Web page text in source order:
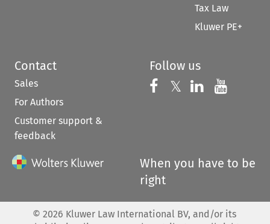
Tax Law
Kluwer PE+
Contact
Sales
For Authors
Customer support &
feedback
Follow us
Follow us on
𝕏 Follow us on
Follow us
When you have to be
right
© 2026 Kluwer Law International BV, and/or its